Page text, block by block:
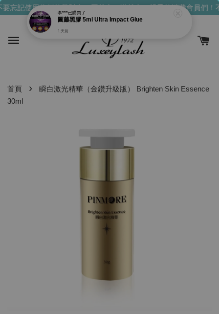
忘記使用你們的發財金！買越多，送越多！親愛的消費會員們！
首頁 ›
瞬白激光精華（金鑽升級版） Brighten Skin Essence
30ml
李***已購買了
圖藤黑膠 5ml Ultra Impact Glue
1 天前